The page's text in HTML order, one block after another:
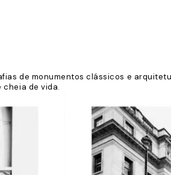
de monumentos clássicos e
cheia de vida.